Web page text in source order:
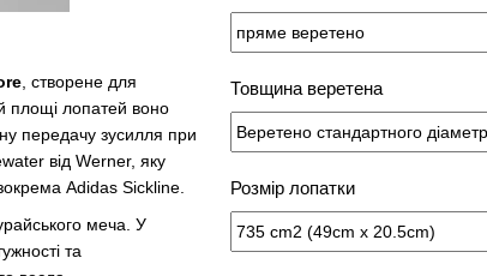
, створене для
площі лопатей воно
передачу зусилля при
від Werner, яку
Adidas Sickline.
меча. У
та
Товщина веретена
Розмір лопатки